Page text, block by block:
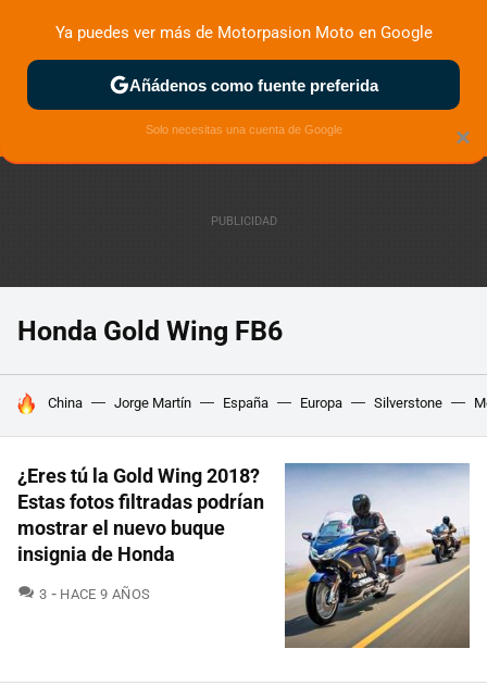
ZONA DE PRUEBAS DEPORTIVAS MOTOS ELÉCTRICAS
Honda Gold Wing FB6
HOY SE HABLA DE
China Jorge Martín España Europa Silverstone
¿Eres tú la Gold Wing 2018?
Estas fotos filtradas podrían
mostrar el nuevo buque
insignia de Honda
3 COMENTARIOS
HACE 9 AÑOS
×
Ya puedes ver más de Motorpasion Moto en Google
Añádenos como fuente preferida
Solo necesitas una cuenta de Google